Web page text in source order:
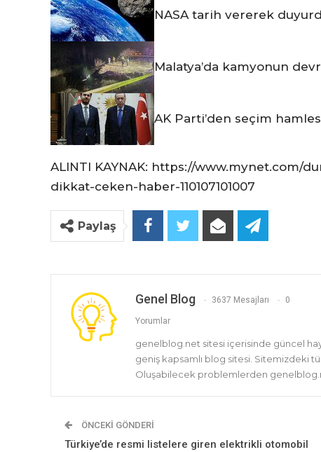
NASA tarih vererek
Malatya’da kamyonun
AK Parti’den seçim
ALINTI KAYNAK: https://www.mynet.com/
dikkat-ceken-haber-110107101007
Paylaş
Genel Blog 3637 Mesajları 0
Yorumlar
genelblog.net sitesi içerisinde güncel
geniş kapsamlı blog sitesi. Sitemizdeki
Oluşabilecek problemlerden
ÖNCEKI GÖNDERI
Türkiye’de resmi listelere giren elektrikli otomobil